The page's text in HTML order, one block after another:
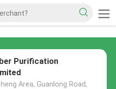
Purification
Area, Guanlong Road,